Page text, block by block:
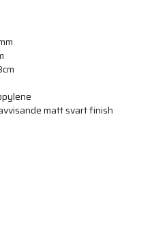
matt svart finish